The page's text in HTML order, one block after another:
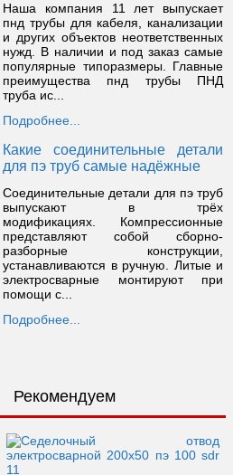
Наша компания 11 лет выпускает
пнд трубы для кабеля, канализации
и других объектов неответственных
нужд. В наличии и под заказ самые
популярные типоразмеры. Главные
преимущества пнд трубы ПНД
труба ис...
Подробнее...
Какие соединительные детали
для пэ труб самые надёжные
Соединительные детали для пэ труб
выпускают в трёх
модификациях. Компрессионные
представляют собой сборно-
разборные конструкции,
устанавливаются в ручную. Литые и
электросварные монтируют при
помощи с...
Подробнее...
Рекомендуем